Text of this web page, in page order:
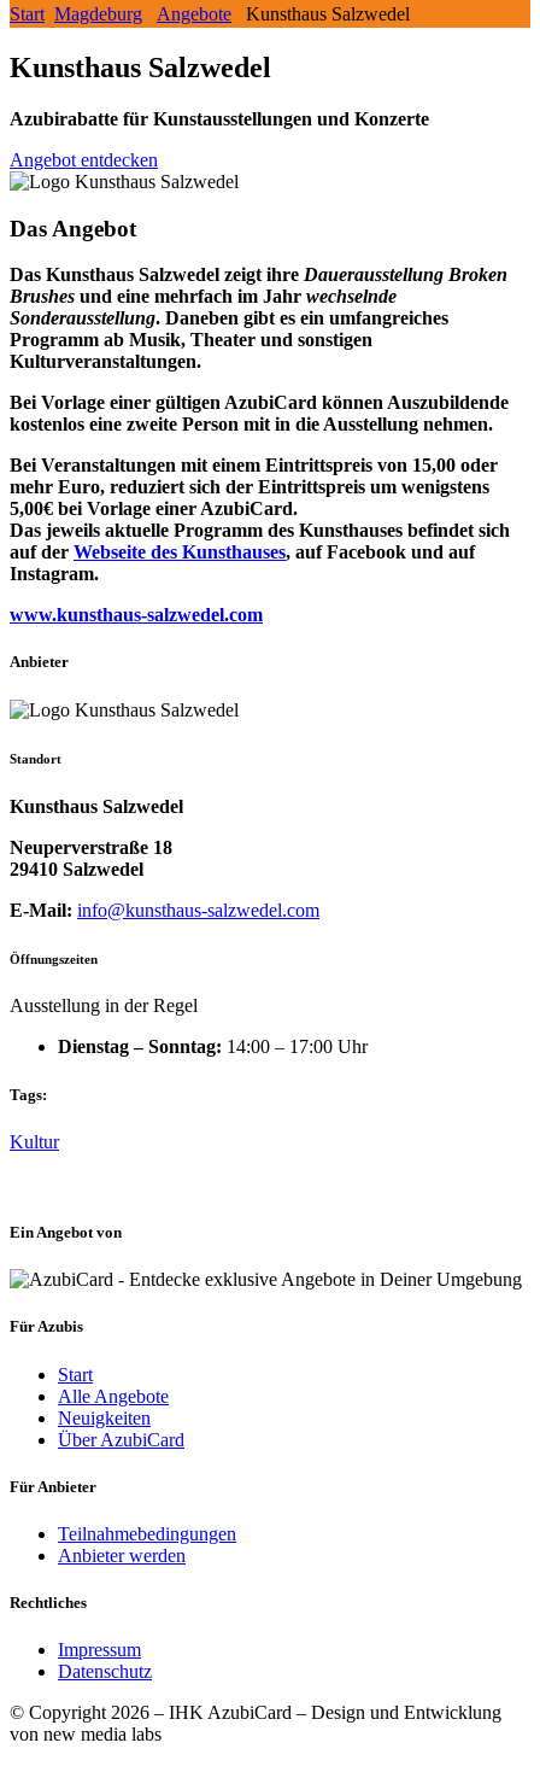
Start Magdeburg Angebote Kunsthaus Salzwedel
Kunsthaus Salzwedel
Azubirabatte für Kunstausstellungen und Konzerte
Angebot entdecken
Das Angebot
Das Kunsthaus Salzwedel zeigt ihre Dauerausstellung Broken
Brushes und eine mehrfach im Jahr wechselnde
Sonderausstellung. Daneben gibt es ein umfangreiches
Programm ab Musik, Theater und sonstigen
Kulturveranstaltungen.
Bei Vorlage einer gültigen AzubiCard können Auszubildende
kostenlos eine zweite Person mit in die Ausstellung nehmen.
Bei Veranstaltungen mit einem Eintrittspreis von 15,00 oder
mehr Euro, reduziert sich der Eintrittspreis um wenigstens
5,00€ bei Vorlage einer AzubiCard.
Das jeweils aktuelle Programm des Kunsthauses befindet sich
auf der Webseite des Kunsthauses, auf Facebook und auf
Instagram.
www.kunsthaus-salzwedel.com
Anbieter
Standort
Kunsthaus Salzwedel
Neuperverstraße 18
29410 Salzwedel
E-Mail: info@kunsthaus-salzwedel.com
Öffnungszeiten
Ausstellung in der Regel
Dienstag – Sonntag: 14:00 – 17:00 Uhr
Tags:
Kultur
Ein Angebot von
Für Azubis
Start
Alle Angebote
Neuigkeiten
Über AzubiCard
Für Anbieter
Teilnahmebedingungen
Anbieter werden
Rechtliches
Impressum
Datenschutz
© Copyright 2026 – IHK AzubiCard – Design und Entwicklung
von new media labs